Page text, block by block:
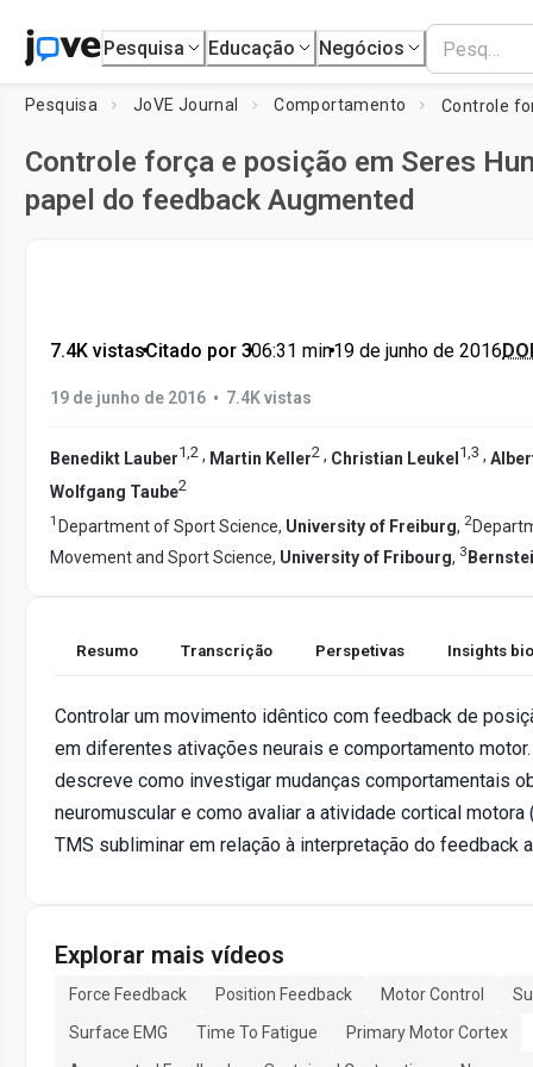
Pesquisa Educação Negócios
Pesquisa JoVE Journal Comportamento
Controle força e posição em Seres
papel do feedback Augmented
7.4K vistas•Citado por 3•06:31 min•19 de junho de 2016
19 de junho de 2016 • 7.4K vistas
Benedikt Lauber1,2 , Martin Keller2 , Christian Leukel 1,3 ,
Wolfgang Taube2
1 Department of Sport Science, University of Freiburg, 2
Movement and Sport Science, University of Fribourg, 3
Resumo Transcrição Perspetivas Insights
Controlar um movimento idêntico com feedback de
em diferentes ativações neurais e comportamento
descreve como investigar mudanças comportamentais
neuromuscular e como avaliar a atividade cortical motora
TMS subliminar em relação à interpretação do feedback
Explorar mais vídeos
Force Feedback Position Feedback Motor Control
Surface EMG
Time To Fatigue
Primary Motor Cortex